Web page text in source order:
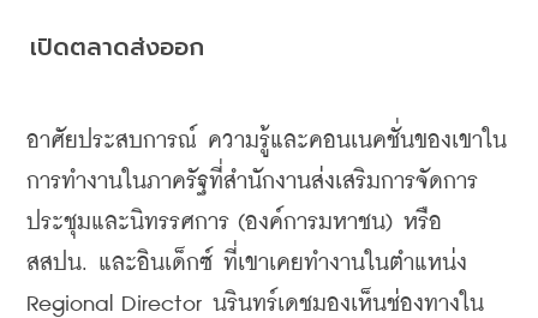
เปิดตลาดส่งออก
อาศัยประสบการณ์ ความรู้และคอนเนคชั่นของเขาใน
การทำงานในภาครัฐที่สำนักงานส่งเสริมการจัดการ
ประชุมและนิทรรศการ (องค์การมหาชน) หรือ
สสปน. และอินเด็กซ์ ที่เขาเคยทำงานในตำแหน่ง
Regional Director นรินทร์เดชมองเห็นช่องทางใน